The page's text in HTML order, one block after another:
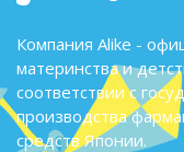
Компания Alike -
материнства и
соответствии с
производства
средств Японии.